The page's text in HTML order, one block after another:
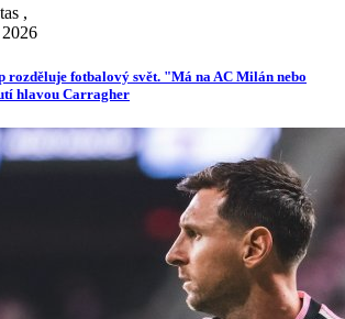
,
rozděluje fotbalový svět. "Má na AC Milán nebo
hlavou Carragher